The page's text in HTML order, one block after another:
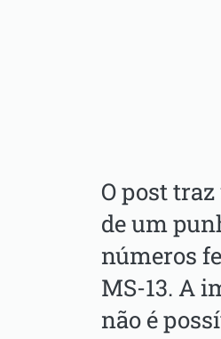
O post
de um
números
MS-13. A
não é